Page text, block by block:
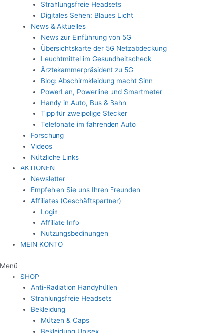
Strahlungsfreie Headsets
Digitales Sehen: Blaues Licht
News & Aktuelles
News zur Einführung von 5G
Übersichtskarte der 5G Netzabdeckung
Leuchtmittel im Gesundheitscheck
Ärztekammerpräsident zu 5G
Blog: Abschirmkleidung macht Sinn
PowerLan, Powerline und Smartmeter
Handy in Auto, Bus & Bahn
Tipp für zweipolige Stecker
Telefonate im fahrenden Auto
Forschung
Videos
Nützliche Links
AKTIONEN
Newsletter
Empfehlen Sie uns Ihren Freunden
Affiliates (Geschäftspartner)
Login
Affiliate Info
Nutzungsbedinungen
MEIN KONTO
Menü
SHOP
Anti-Radiation Handyhüllen
Strahlungsfreie Headsets
Bekleidung
Mützen & Caps
Bekleidung Unisex